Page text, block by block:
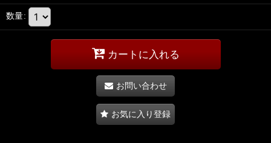
数量:
カートに入れる
お問い合わせ
お気に入り登録